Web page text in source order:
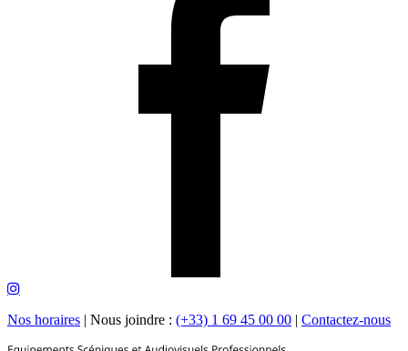
Nos horaires | Nous joindre : (+33) 1 69 45 00 00 | Contactez-nous